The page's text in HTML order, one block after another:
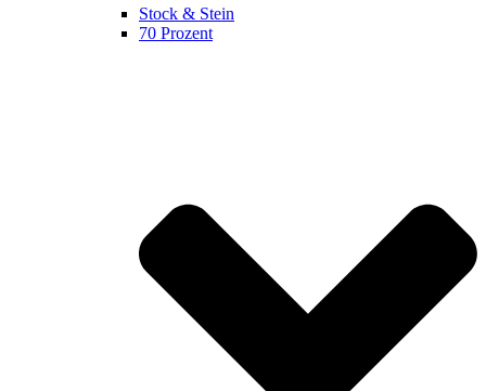
Stock & Stein
70 Prozent